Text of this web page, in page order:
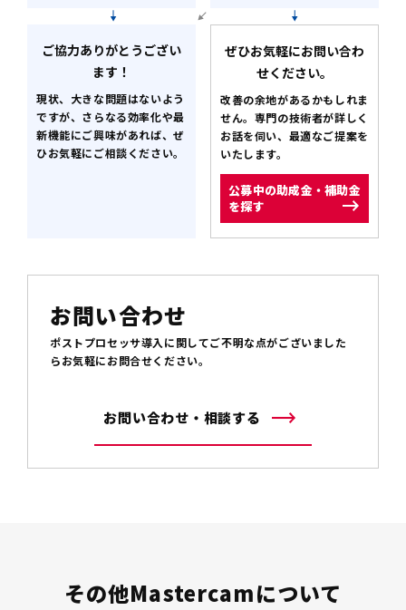
ご協力ありがとうござい
ます！
現状、大きな問題はないよう
ですが、 さらなる効率化や最
新機能にご興味があれば、ぜ
ひお気軽にご相談ください。
ぜひお気軽にお問い合わ
せください。
改善の余地があるかもしれま
せん。 専門の技術者が詳しく
お話を伺い、最適なご提案を
いたします。
公募中の助成金・補助金
を探す
お問い合わせ
ポストプロセッサ導入に関してご不明な点がございました
らお気軽にお問合せください。
お問い合わせ・相談する
その他Mastercamについて